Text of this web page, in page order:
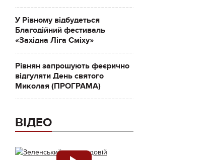
У Рівному відбудеться
Благодійний фестиваль
«Західна Ліга Сміху»
Рівнян запрошують феєрично
відгуляти День святого
Миколая (ПРОГРАМА)
ВІДЕО